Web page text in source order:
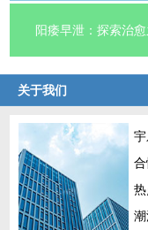
阳痿早泄：探索治
关于我们
潮